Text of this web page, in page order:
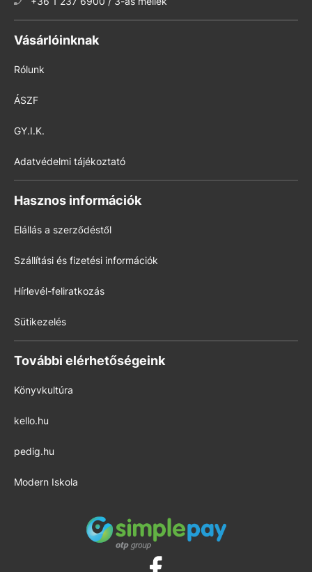
Vásárlóinknak
Rólunk
ÁSZF
GY.I.K.
Adatvédelmi tájékoztató
Hasznos információk
Elállás a szerződéstől
Szállítási és fizetési információk
Hírlevél-feliratkozás
Sütikezelés
További elérhetőségeink
Könyvkultúra
kello.hu
pedig.hu
Modern Iskola